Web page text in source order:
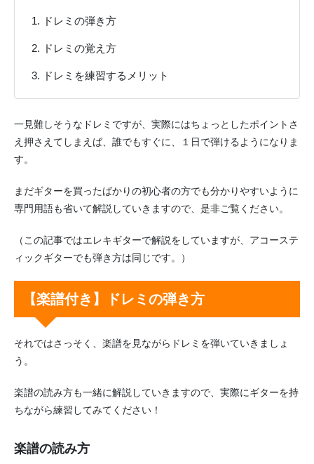
ドレミの弾き方
ドレミの覚え方
ドレミを練習するメリット
一見難しそうなドレミですが、実際にはちょっとしたポイントさ
え押さえてしまえば、誰でもすぐに、１日で弾けるようになりま
す。
まだギターを買ったばかりの初心者の方でも分かりやすいように
専門用語も省いて解説していきますので、是非ご覧ください。
（この記事ではエレキギターで解説をしていますが、アコーステ
ィックギターでも弾き方は同じです。）
【楽譜付き】ドレミの弾き方
それではさっそく、楽譜を見ながらドレミを弾いていきましょ
う。
楽譜の読み方も一緒に解説していきますので、実際にギターを持
ちながら練習してみてください！
楽譜の読み方